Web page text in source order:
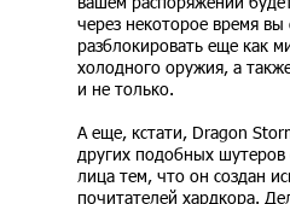
через некоторое время вы
разблокировать еще как
холодного оружия, а
и не только.
А еще, кстати, Dragon
других подобных шутеров
лица тем, что он создан
почитателей хардкора.